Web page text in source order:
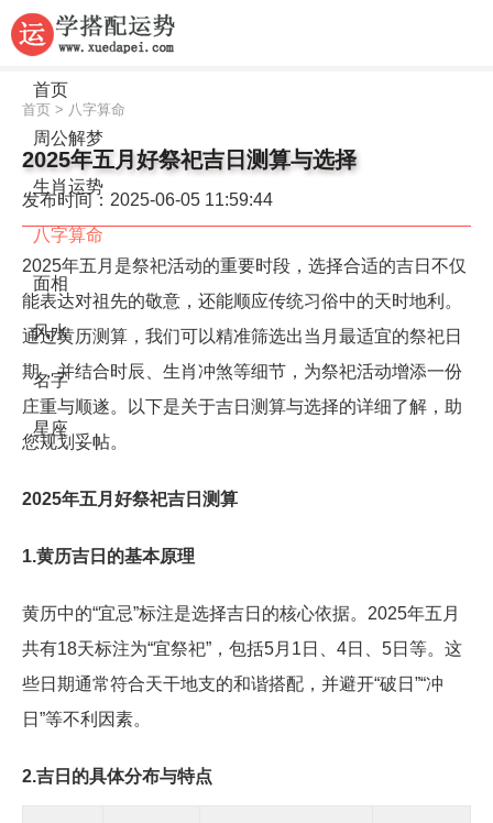
首页
周公解梦
生肖运势
八字算命
面相
风水
名字
星座
首页 > 八字算命
2025年五月好祭祀吉日测算与选择
发布时间：2025-06-05 11:59:44
2025年五月是祭祀活动的重要时段，选择合适的吉日不仅
能表达对祖先的敬意，还能顺应传统习俗中的天时地利。
通过黄历测算，我们可以精准筛选出当月最适宜的祭祀日
期，并结合时辰、生肖冲煞等细节，为祭祀活动增添一份
庄重与顺遂。以下是关于吉日测算与选择的详细了解，助
您规划妥帖。
2025年五月好祭祀吉日测算
1.黄历吉日的基本原理
黄历中的“宜忌”标注是选择吉日的核心依据。2025年五月
共有18天标注为“宜祭祀”，包括5月1日、4日、5日等。这
些日期通常符合天干地支的和谐搭配，并避开“破日”“冲
日”等不利因素。
2.吉日的具体分布与特点